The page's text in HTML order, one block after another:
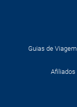
Guias de Viagem
Afiliados